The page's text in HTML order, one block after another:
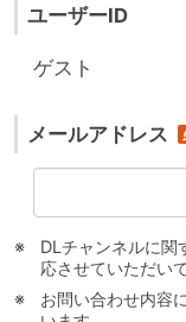
ユーザーID
ゲスト
メールアドレス
DLチャンネルに関
応させていただい
お問い合わせ内容